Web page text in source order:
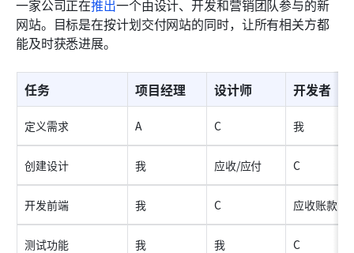
一家公司正在推出一个由设计、开发和营销团队参与的新
网站。目标是在按计划交付网站的同时，让所有相关方都
能及时获悉进展。
任务 项目经理 设计师 开发者
定义需求 A C 我
创建设计 我 应收/应付 C
开发前端 我 C 应收账款
测试功能 我 我 C